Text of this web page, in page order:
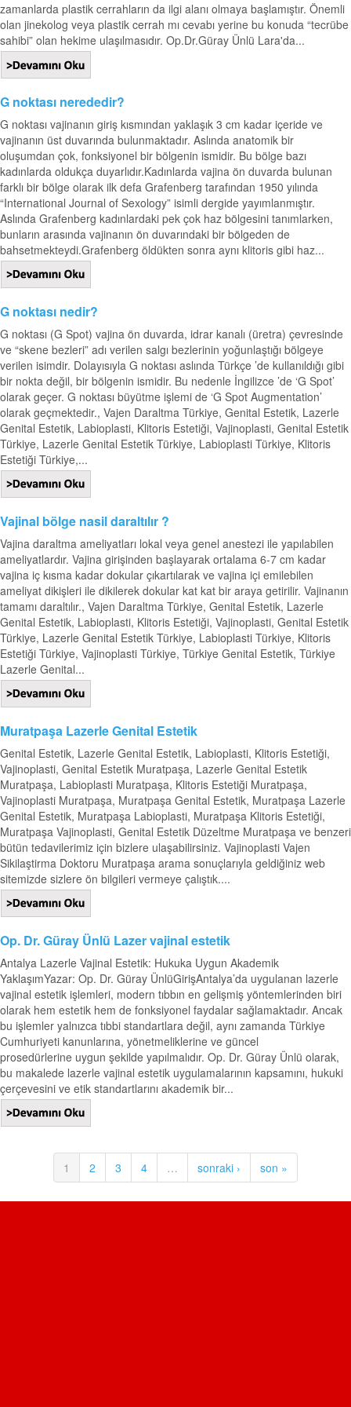
zamanlarda plastik cerrahların da ilgi alanı olmaya başlamıştır. Önemli
olan jinekolog veya plastik cerrah mı cevabı yerine bu konuda “tecrübe
sahibi” olan hekime ulaşılmasıdır. Op.Dr.Güray Ünlü Lara'da...
G noktası nerededir?
G noktası vajinanın giriş kısmından yaklaşık 3 cm kadar içeride ve
vajinanın üst duvarında bulunmaktadır. Aslında anatomik bir
oluşumdan çok, fonksiyonel bir bölgenin ismidir. Bu bölge bazı
kadınlarda oldukça duyarlıdır.Kadınlarda vajina ön duvarda bulunan
farklı bir bölge olarak ilk defa Grafenberg tarafından 1950 yılında
“International Journal of Sexology” isimli dergide yayımlanmıştır.
Aslında Grafenberg kadınlardaki pek çok haz bölgesini tanımlarken,
bunların arasında vajinanın ön duvarındaki bir bölgeden de
bahsetmekteydi.Grafenberg öldükten sonra aynı klitoris gibi haz...
G noktası nedir?
G noktası (G Spot) vajina ön duvarda, idrar kanalı (üretra) çevresinde
ve “skene bezleri” adı verilen salgı bezlerinin yoğunlaştığı bölgeye
verilen isimdir. Dolayısıyla G noktası aslında Türkçe ’de kullanıldığı gibi
bir nokta değil, bir bölgenin ismidir. Bu nedenle İngilizce ’de ‘G Spot’
olarak geçer. G noktası büyütme işlemi de ‘G Spot Augmentation’
olarak geçmektedir., Vajen Daraltma Türkiye, Genital Estetik, Lazerle
Genital Estetik, Labioplasti, Klitoris Estetiği, Vajinoplasti, Genital Estetik
Türkiye, Lazerle Genital Estetik Türkiye, Labioplasti Türkiye, Klitoris
Estetiği Türkiye,...
Vajinal bölge nasil daraltılır ?
Vajina daraltma ameliyatları lokal veya genel anestezi ile yapılabilen
ameliyatlardır. Vajina girişinden başlayarak ortalama 6-7 cm kadar
vajina iç kısma kadar dokular çıkartılarak ve vajina içi emilebilen
ameliyat dikişleri ile dikilerek dokular kat kat bir araya getirilir. Vajinanın
tamamı daraltılır., Vajen Daraltma Türkiye, Genital Estetik, Lazerle
Genital Estetik, Labioplasti, Klitoris Estetiği, Vajinoplasti, Genital Estetik
Türkiye, Lazerle Genital Estetik Türkiye, Labioplasti Türkiye, Klitoris
Estetiği Türkiye, Vajinoplasti Türkiye, Türkiye Genital Estetik, Türkiye
Lazerle Genital...
Muratpaşa Lazerle Genital Estetik
Genital Estetik, Lazerle Genital Estetik, Labioplasti, Klitoris Estetiği,
Vajinoplasti, Genital Estetik Muratpaşa, Lazerle Genital Estetik
Muratpaşa, Labioplasti Muratpaşa, Klitoris Estetiği Muratpaşa,
Vajinoplasti Muratpaşa, Muratpaşa Genital Estetik, Muratpaşa Lazerle
Genital Estetik, Muratpaşa Labioplasti, Muratpaşa Klitoris Estetiği,
Muratpaşa Vajinoplasti, Genital Estetik Düzeltme Muratpaşa ve benzeri
bütün tedavilerimiz için bizlere ulaşabilirsiniz. Vajinoplasti Vajen
Sikilaştirma Doktoru Muratpaşa arama sonuçlarıyla geldiğiniz web
sitemizde sizlere ön bilgileri vermeye çalıştık....
Op. Dr. Güray Ünlü Lazer vajinal estetik
Antalya Lazerle Vajinal Estetik: Hukuka Uygun Akademik
YaklaşımYazar: Op. Dr. Güray ÜnlüGirişAntalya’da uygulanan lazerle
vajinal estetik işlemleri, modern tıbbın en gelişmiş yöntemlerinden biri
olarak hem estetik hem de fonksiyonel faydalar sağlamaktadır. Ancak
bu işlemler yalnızca tıbbi standartlara değil, aynı zamanda Türkiye
Cumhuriyeti kanunlarına, yönetmeliklerine ve güncel
prosedürlerine uygun şekilde yapılmalıdır. Op. Dr. Güray Ünlü olarak,
bu makalede lazerle vajinal estetik uygulamalarının kapsamını, hukuki
çerçevesini ve etik standartlarını akademik bir...
1 2 3 4 … sonraki › son »